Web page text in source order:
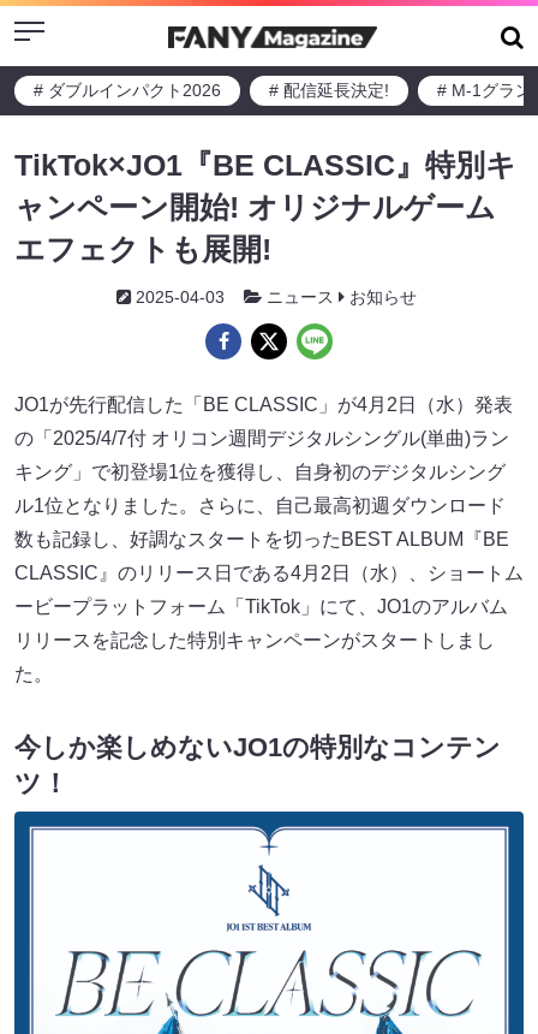
Menu
# ダブルインパクト2026 # 配信延長決定! # M-1グラン
TikTok×JO1『BE CLASSIC』特別キ
ャンペーン開始! オリジナルゲーム
エフェクトも展開!
2025-04-03 ニュース お知らせ
JO1が先行配信した「BE CLASSIC」が4月2日（水）発表
の「2025/4/7付 オリコン週間デジタルシングル(単曲)ラン
キング」で初登場1位を獲得し、自身初のデジタルシング
ル1位となりました。さらに、自己最高初週ダウンロード
数も記録し、好調なスタートを切ったBEST ALBUM『BE
CLASSIC』のリリース日である4月2日（水）、ショートム
ービープラットフォーム「TikTok」にて、JO1のアルバム
リリースを記念した特別キャンペーンがスタートしまし
た。
今しか楽しめないJO1の特別なコンテン
ツ！